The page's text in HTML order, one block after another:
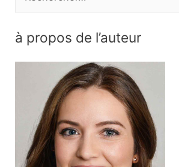
h
à propos de l’auteur